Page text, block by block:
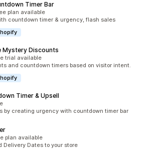
Timer Bar
yhteensä
plan available
countdown timer & urgency, flash sales
Mystery Discounts
trial available
and countdown timers based on visitor intent.
Timer & Upsell
by creating urgency with countdown timer bar
plan available
Delivery Dates to your store